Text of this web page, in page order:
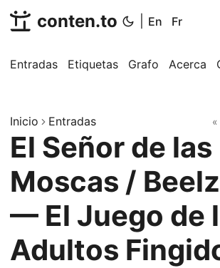
conten.to En Fr
Entradas Etiquetas Grafo Acerca
Inicio Entradas
El Señor de las
Moscas /
— El Juego de
Adultos